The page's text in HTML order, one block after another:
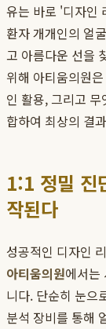
유는 바로 '디자인
환자 개개인의 얼
고 아름다운 선을
위해 아티움의원
인 활용, 그리고
합하여 최상의 결
1:1 정밀 진
작된다
성공적인 디자인
아티움의원에서는
니다. 단순히 눈으
분석 장비를 통해